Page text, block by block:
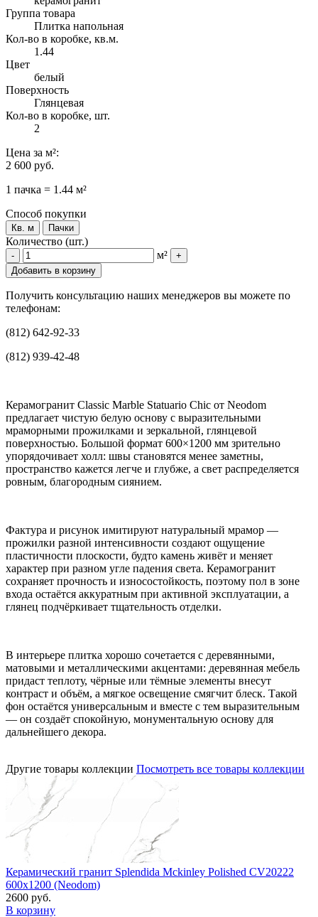
Группа товара
Плитка напольная
Кол-во в коробке, кв.м.
1.44
Цвет
белый
Поверхность
Глянцевая
Кол-во в коробке, шт.
2
Цена за м²:
2 600 руб.
1 пачка = 1.44 м²
Способ покупки
Кв. м Пачки
Количество (шт.)
- м²
+
Добавить в корзину
Получить консультацию наших менеджеров вы можете по
телефонам:
(812) 642-92-33
(812) 939-42-48
Керамогранит Classic Marble Statuario Chic от Neodom
предлагает чистую белую основу с выразительными
мраморными прожилками и зеркальной, глянцевой
поверхностью. Большой формат 600×1200 мм зрительно
упорядочивает холл: швы становятся менее заметны,
пространство кажется легче и глубже, а свет распределяется
ровным, благородным сиянием.
Фактура и рисунок имитируют натуральный мрамор —
прожилки разной интенсивности создают ощущение
пластичности плоскости, будто камень живёт и меняет
характер при разном угле падения света. Керамогранит
сохраняет прочность и износостойкость, поэтому пол в зоне
входа остаётся аккуратным при активной эксплуатации, а
глянец подчёркивает тщательность отделки.
В интерьере плитка хорошо сочетается с деревянными,
матовыми и металлическими акцентами: деревянная мебель
придаст теплоту, чёрные или тёмные элементы внесут
контраст и объём, а мягкое освещение смягчит блеск. Такой
фон остаётся универсальным и вместе с тем выразительным
— он создаёт спокойную, монументальную основу для
дальнейшего декора.
Другие товары коллекции Посмотреть все товары коллекции
Керамический гранит Splendida Mckinley Polished CV20222
600x1200 (Neodom)
2600 руб.
В корзину